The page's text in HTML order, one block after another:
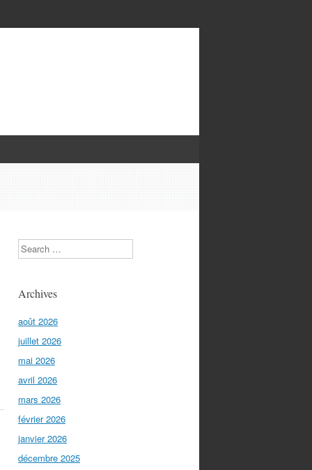
Search
Archives
août 2026
juillet 2026
mai 2026
avril 2026
mars 2026
février 2026
janvier 2026
décembre 2025